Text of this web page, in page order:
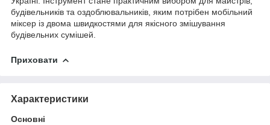
будівельників та оздоблювальників, яким потрібен мобільний
міксер із двома швидкостями для якісного змішування
будівельних сумішей.
Приховати
Характеристики
Основні